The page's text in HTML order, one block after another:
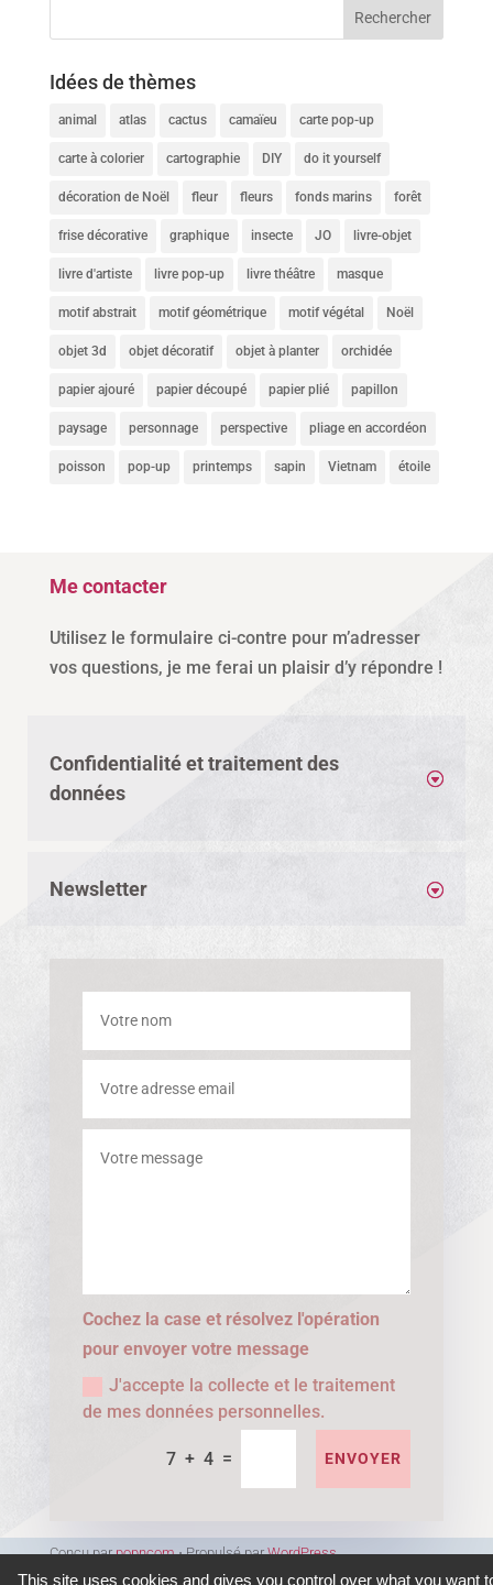
Idées de thèmes
animal atlas cactus camaïeu carte pop-up
carte à colorier cartographie DIY do it yourself
décoration de Noël fleur fleurs fonds marins forêt
frise décorative graphique insecte JO livre-objet
livre d'artiste livre pop-up livre théâtre masque
motif abstrait motif géométrique motif végétal Noël
objet 3d objet décoratif objet à planter orchidée
papier ajouré papier découpé papier plié papillon
paysage personnage perspective pliage en accordéon
poisson pop-up printemps sapin Vietnam étoile
Me contacter
Utilisez le formulaire ci-contre pour m’adresser
vos questions, je me ferai un plaisir d’y répondre !
Confidentialité et traitement des
données
Newsletter
Cochez la case et résolvez l'opération
pour envoyer votre message
J'accepte la collecte et le traitement
de mes données personnelles.
7 + 4 = ENVOYER
Conçu parpopncom⋅ Propulsé parWordPress
This site uses cookies and gives you control over what you want